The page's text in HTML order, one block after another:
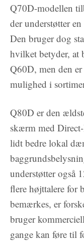
Q70D-modellen
der understøtter
Den bruger dog
hvilket betyder, at
Q60D, men den
mulighed i
Q80D er den
skærm med
lidt bedre lokal
understøtter også
flere højttalere for
bemærkes, er
bruger
gange kan føre til